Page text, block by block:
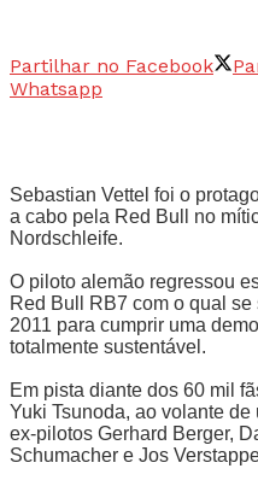
Partilhar no Facebook
Whatsapp
Sebastian Vettel foi o
a cabo pela Red Bull no
Nordschleife.
O piloto alemão regressou
Red Bull RB7 com o qual
2011 para cumprir uma
totalmente sustentável.
Em pista diante dos 60 mil
Yuki Tsunoda, ao volante
ex-pilotos Gerhard Berger,
Schumacher e Jos